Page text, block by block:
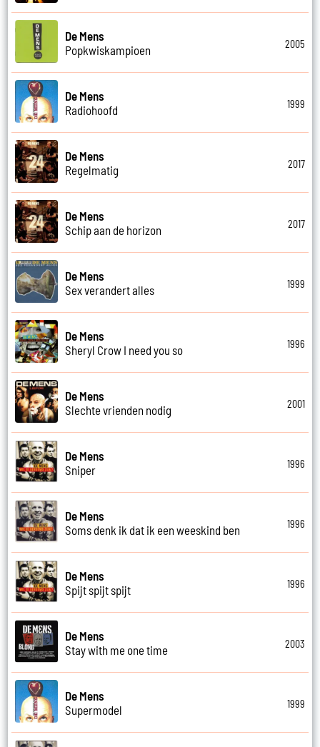
De Mens
Popkwiskampioen
2005
De Mens
Radiohoofd
1999
De Mens
Regelmatig
2017
De Mens
Schip aan de horizon
2017
De Mens
Sex verandert alles
1999
De Mens
Sheryl Crow I need you so
1996
De Mens
Slechte vrienden nodig
2001
De Mens
Sniper
1996
De Mens
Soms denk ik dat ik een weeskind ben
1996
De Mens
Spijt spijt spijt
1996
De Mens
Stay with me one time
2003
De Mens
Supermodel
1999